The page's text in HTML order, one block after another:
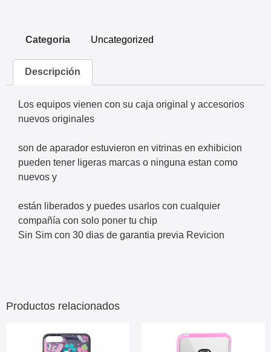
Categoria Uncategorized
Descripción
Los equipos vienen con su caja original y accesorios
nuevos originales
son de aparador estuvieron en vitrinas en exhibicion
pueden tener ligeras marcas o ninguna estan como
nuevos y
están liberados y puedes usarlos con cualquier
compañía con solo poner tu chip
Sin Sim con 30 dias de garantia previa Revicion
Productos relacionados